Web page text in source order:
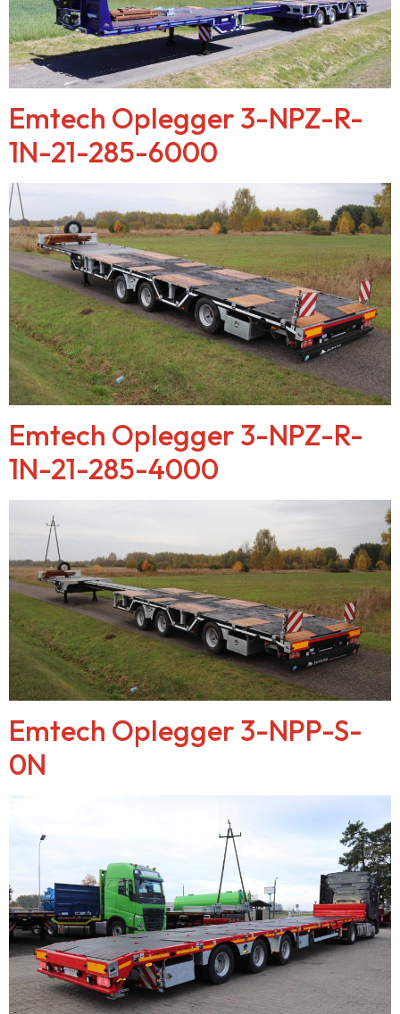
Emtech Oplegger 3-NPZ-R-
1N-21-285-6000
Emtech Oplegger 3-NPZ-R-
1N-21-285-4000
Emtech Oplegger 3-NPP-S-
0N